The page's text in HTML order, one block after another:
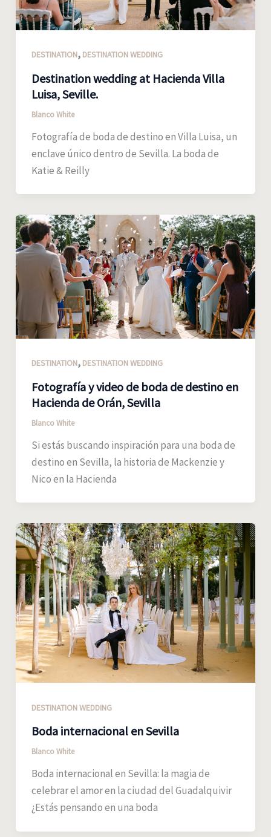
DESTINATION, DESTINATION WEDDING
Destination wedding at Hacienda Villa
Luisa, Seville.
Blanco White
Fotografía de boda de destino en Villa Luisa, un
enclave único dentro de Sevilla. La boda de
Katie & Reilly
DESTINATION, DESTINATION WEDDING
Fotografía y video de boda de destino en
Hacienda de Orán, Sevilla
Blanco White
Si estás buscando inspiración para una boda de
destino en Sevilla, la historia de Mackenzie y
Nico en la Hacienda
DESTINATION WEDDING
Boda internacional en Sevilla
Blanco White
Boda internacional en Sevilla: la magia de
celebrar el amor en la ciudad del Guadalquivir
¿Estás pensando en una boda